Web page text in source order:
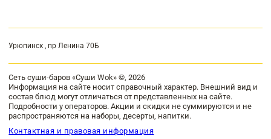
Урюпинск , пр Ленина 70Б
Сеть суши-баров «Суши Wok» ©, 2026
Информация на сайте носит справочный характер. Внешний вид и
состав блюд могут отличаться от представленных на сайте.
Подробности у операторов. Акции и скидки не суммируются и не
распространяются на наборы, десерты, напитки.
Контактная и правовая информация